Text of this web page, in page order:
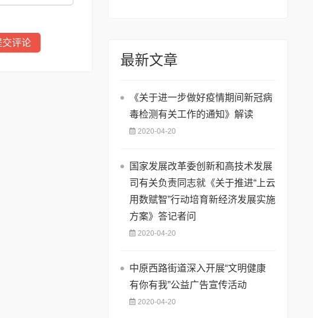
最新文章
《关于进一步做好疫情期间新冠病
毒检测有关工作的通知》解读
2020-04-20
国家发展改革委创新和高技术发展
司有关负责同志就《关于推进“上云
用数赋智”行动培育新经济发展实施
方案》答记者问
2020-04-20
中原西路街道深入开展“文明健康
有你有我”公益广告宣传活动
2020-04-20